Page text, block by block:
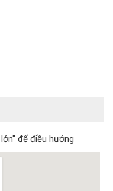
để điều hướng